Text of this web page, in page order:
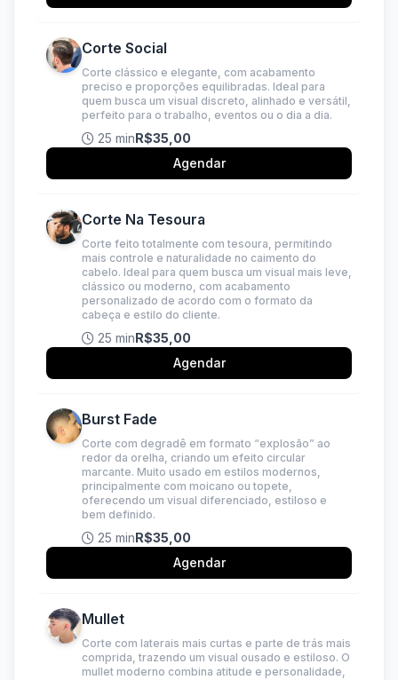
Corte Social
Corte clássico e elegante, com acabamento
preciso e proporções equilibradas. Ideal para
quem busca um visual discreto, alinhado e versátil,
perfeito para o trabalho, eventos ou o dia a dia.
25 minR$35,00
Agendar
Corte Na Tesoura
Corte feito totalmente com tesoura, permitindo
mais controle e naturalidade no caimento do
cabelo. Ideal para quem busca um visual mais leve,
clássico ou moderno, com acabamento
personalizado de acordo com o formato da
cabeça e estilo do cliente.
25 minR$35,00
Agendar
Burst Fade
Corte com degradê em formato “explosão” ao
redor da orelha, criando um efeito circular
marcante. Muito usado em estilos modernos,
principalmente com moicano ou topete,
oferecendo um visual diferenciado, estiloso e
bem definido.
25 minR$35,00
Agendar
Mullet
Corte com laterais mais curtas e parte de trás mais
comprida, trazendo um visual ousado e estiloso. O
mullet moderno combina atitude e personalidade,